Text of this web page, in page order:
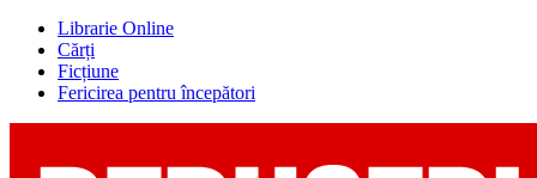
Librarie Online
Cărți
Ficțiune
Fericirea pentru începători